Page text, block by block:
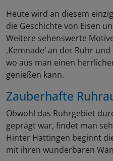
Heute wird an diesem
die Geschichte von Eisen
Weitere sehenswerte
‚Kemnade‘ an der Ruhr
wo aus man einen
genießen kann.
Zauberhafte
Obwohl das Ruhrgebiet
geprägt war, findet man
Hinter Hattingen beginnt
mit ihren wunderbaren